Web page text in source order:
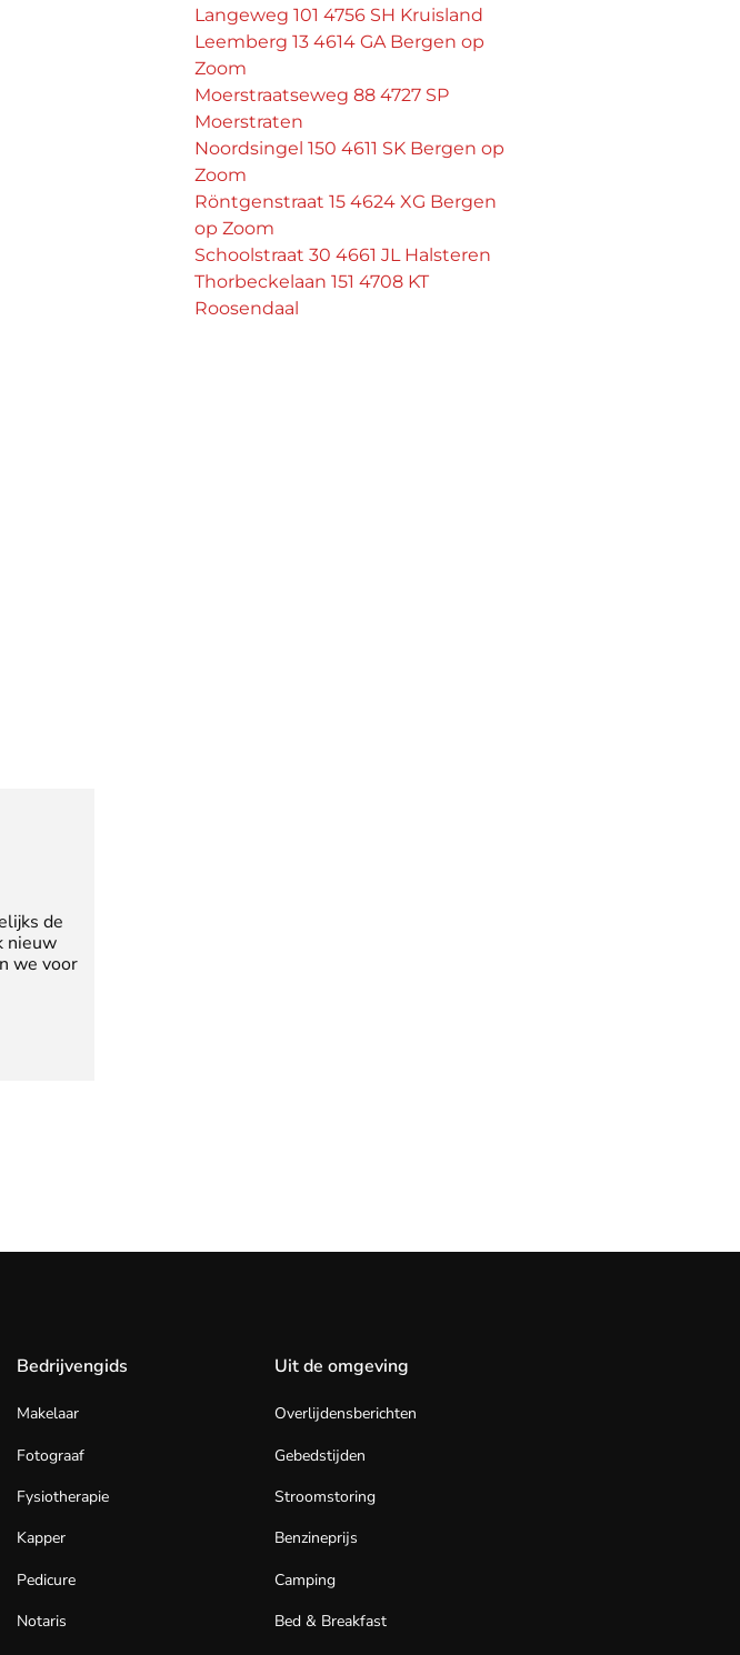
de
nieuw
we voor
Langeweg 101 4756 SH Kruisland
Leemberg 13 4614 GA Bergen op
Zoom
Moerstraatseweg 88 4727 SP
Moerstraten
Noordsingel 150 4611 SK Bergen op
Zoom
Röntgenstraat 15 4624 XG Bergen
op Zoom
Schoolstraat 30 4661 JL Halsteren
Thorbeckelaan 151 4708 KT
Roosendaal
Bedrijvengids
Makelaar
Fotograaf
Fysiotherapie
Kapper
Pedicure
Notaris
Uit de omgeving
Overlijdensberichten
Gebedstijden
Stroomstoring
Benzineprijs
Camping
Bed & Breakfast